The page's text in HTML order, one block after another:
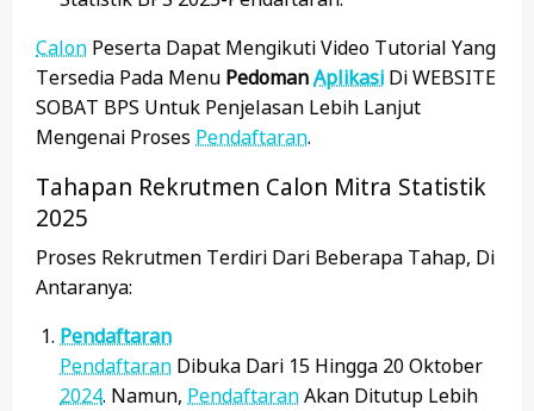
Calon Peserta Dapat Mengikuti Video Tutorial Yang
Tersedia Pada Menu PedomanAplikasi Di WEBSITE
SOBAT BPS Untuk Penjelasan Lebih Lanjut
Mengenai Proses Pendaftaran.
Tahapan Rekrutmen Calon Mitra Statistik
2025
Proses Rekrutmen Terdiri Dari Beberapa Tahap, Di
Antaranya:
Pendaftaran
Pendaftaran Dibuka Dari 15 Hingga 20 Oktober
2024. Namun, PendaftaranAkan Ditutup Lebih